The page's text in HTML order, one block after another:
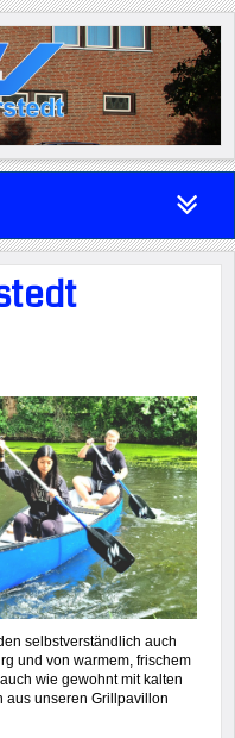
selbstverständlich auch
und von warmem, frischem
wie gewohnt mit kalten
aus unseren Grillpavillon